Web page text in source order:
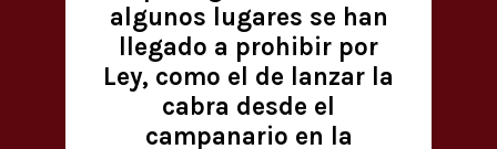
algunos lugares se han
llegado a prohibir por
Ley, como el de lanzar la
cabra desde el
campanario en la